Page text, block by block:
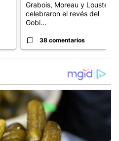
Grabois, Moreau y Lousteau
celebraron el revés del
Gobi...
38 comentarios